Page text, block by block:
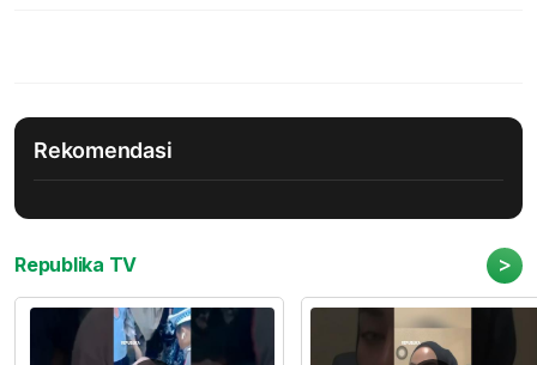
Rekomendasi
Republika TV >